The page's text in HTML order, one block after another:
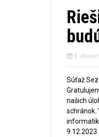
3.
Súťaž
našich
schránok.
9.12.2023